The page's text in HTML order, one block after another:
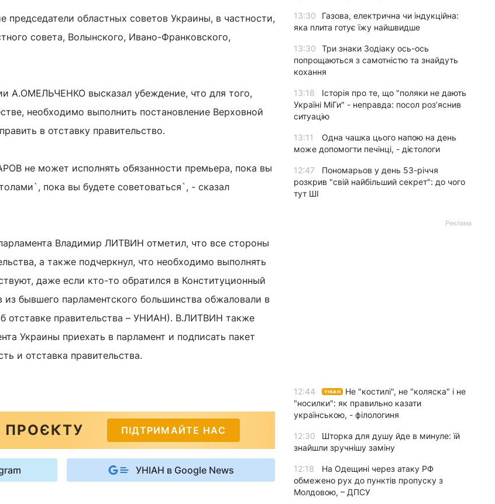
председатели областных советов Украины, в частности,
совета, Волынского, Ивано-Франковского,
А.ОМЕЛЬЧЕНКО высказал убеждение, что для того,
необходимо выполнить постановление Верховной
в отставку правительство.
не может исполнять обязанности премьера, пока вы
пока вы будете советоваться`, - сказал
Владимир ЛИТВИН отметил, что все стороны
а также подчеркнул, что необходимо выполнять
даже если кто-то обратился в Конституционный
из бывшего парламентского большинства обжаловали в
отставке правительства – УНИАН). В.ЛИТВИН также
Украины приехать в парламент и подписать пакет
и отставка правительства.
ПІДТРИМАЙТЕ НАС
УНІАН в Google News
13:30
Газова, електрична чи індукційна:
яка плита готує їжу найшвидше
13:30
Три знаки Зодіаку ось-ось
попрощаються з самотністю та знайдуть
кохання
13:18
Історія про те, що "поляки не дають
Україні МіГи" - неправда: посол роз’яснив
ситуацію
13:11
Одна чашка цього напою на день
може допомогти печінці, - дієтологи
12:47
Пономарьов у день 53-річчя
розкрив "свій найбільший секрет": до чого
тут ШІ
Реклама
12:44 УНІАН
Не "костилі", не "коляска" і не
"носилки": як правильно казати
українською, - філологиня
12:30
Шторка для душу йде в минуле: їй
знайшли зручнішу заміну
12:18
На Одещині через атаку РФ
обмежено рух до пунктів пропуску з
Молдовою, – ДПСУ